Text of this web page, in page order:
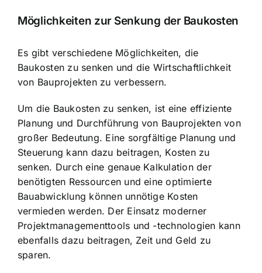
Möglichkeiten zur Senkung der Baukosten
Es gibt verschiedene Möglichkeiten, die
Baukosten zu senken und die Wirtschaftlichkeit
von Bauprojekten zu verbessern.
Um die Baukosten zu senken, ist eine effiziente
Planung und Durchführung von Bauprojekten von
großer Bedeutung. Eine sorgfältige Planung und
Steuerung kann dazu beitragen, Kosten zu
senken. Durch eine genaue Kalkulation der
benötigten Ressourcen und eine optimierte
Bauabwicklung können unnötige Kosten
vermieden werden. Der Einsatz moderner
Projektmanagementtools und -technologien kann
ebenfalls dazu beitragen, Zeit und Geld zu
sparen.